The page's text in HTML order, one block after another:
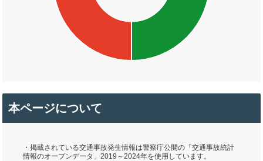
本ページについて
・掲載されている交通事故発生情報は警察庁公開の「交通事故統計
情報のオープンデータ」2019～2024年を使用しています。